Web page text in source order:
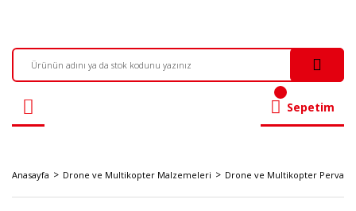
Sepetim
Anasayfa Drone ve Multikopter Malzemeleri Drone ve Multikopter